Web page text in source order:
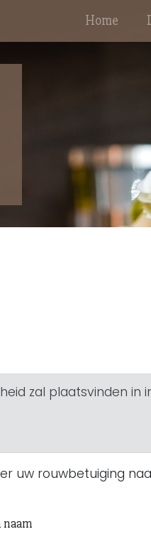
Home
zal plaatsvinden in
uw rouwbetuiging
naam